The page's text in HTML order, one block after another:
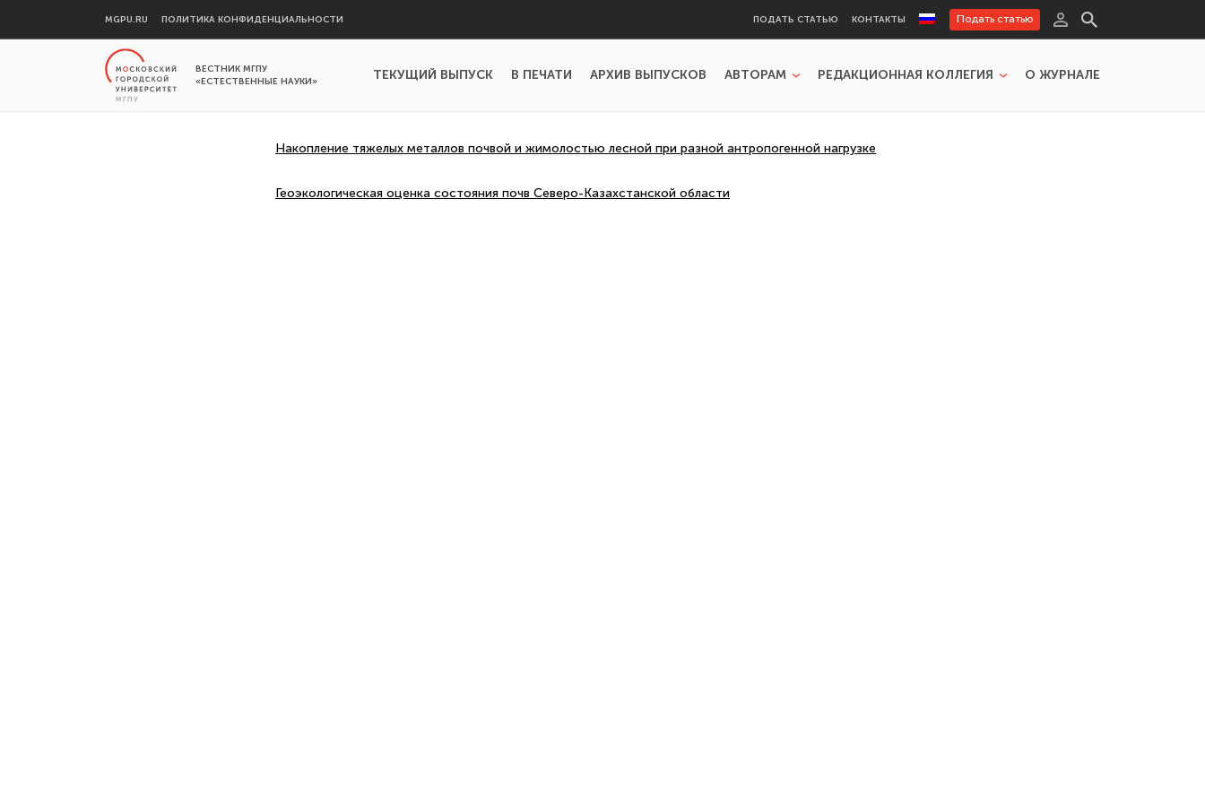
MGPU.RU ПОЛИТИКА КОНФИДЕНЦИАЛЬНОСТИ ПОДАТЬ СТАТЬЮ КОНТАКТЫ Подать статью
ВЕСТНИК МГПУ
«ЕСТЕСТВЕННЫЕ НАУКИ»
ТЕКУЩИЙ ВЫПУСК В ПЕЧАТИ АРХИВ ВЫПУСКОВ АВТОРАМ РЕДАКЦИОННАЯ КОЛЛЕГИЯ О ЖУРНАЛЕ
Накопление тяжелых металлов почвой и жимолостью лесной при разной антропогенной нагрузке
Геоэкологическая оценка состояния почв Северо-Казахстанской области